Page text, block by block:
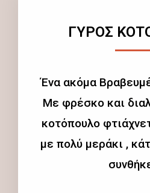
ΓΥΡΟΣ
Ένα ακόμα
Με φρέσκο και
κοτόπουλο
με πολύ μεράκι ,